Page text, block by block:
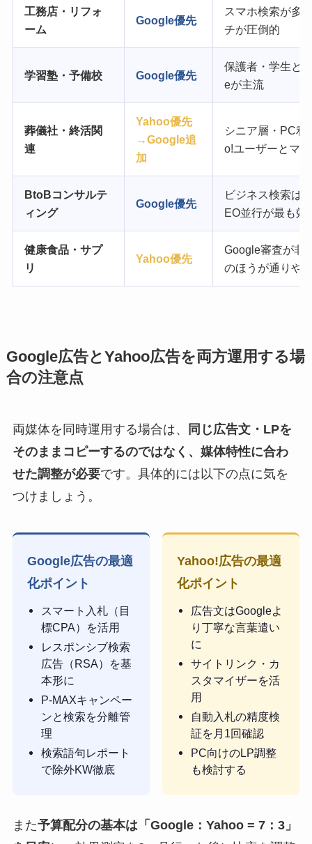
工務店・リフォ
ーム
Google優先
スマホ検索が多
チが圧倒的
学習塾・予備校 Google優先
保護者・学生と
eが主流
葬儀社・終活関
連
Yahoo優先
→Google追
加
シニア層・PC利
o!ユーザーとマ
BtoBコンサルテ
ィング
Google優先
ビジネス検索は
EO並行が最も効
健康食品・サプ
リ
Yahoo優先
Google審査が非
のほうが通りや
Google広告とYahoo広告を両方運用する場
合の注意点
両媒体を同時運用する場合は、
同じ広告文・LPを
そのままコピーするのではなく、媒体特性に合わ
せた調整が必要です。具体的には以下の点に気を
つけましょう。
Google広告の最適
化ポイント
スマート入札（目
標CPA）を活用
レスポンシブ検索
広告（RSA）を基
本形に
P-MAXキャンペー
ンと検索を分離管
理
検索語句レポート
で除外KW徹底
Yahoo!広告の最適
化ポイント
広告文はGoogleよ
り丁寧な言葉遣い
に
サイトリンク・カ
スタマイザーを活
用
自動入札の精度検
証を月1回確認
PC向けのLP調整
も検討する
また予算配分の基本は「Google：Yahoo = 7：3」